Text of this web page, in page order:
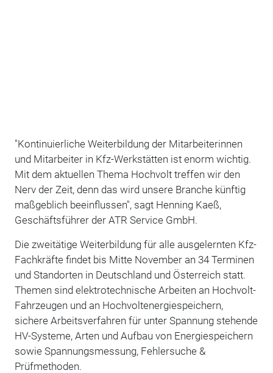
"Kontinuierliche Weiterbildung der Mitarbeiterinnen
und Mitarbeiter in Kfz-Werkstätten ist enorm wichtig.
Mit dem aktuellen Thema Hochvolt treffen wir den
Nerv der Zeit, denn das wird unsere Branche künftig
maßgeblich beeinflussen", sagt Henning Kaeß,
Geschäftsführer der ATR Service GmbH.
Die zweitätige Weiterbildung für alle ausgelernten Kfz-
Fachkräfte findet bis Mitte November an 34 Terminen
und Standorten in Deutschland und Österreich statt.
Themen sind elektrotechnische Arbeiten an Hochvolt-
Fahrzeugen und an Hochvoltenergiespeichern,
sichere Arbeitsverfahren für unter Spannung stehende
HV-Systeme, Arten und Aufbau von Energiespeichern
sowie Spannungsmessung, Fehlersuche &
Prüfmethoden.